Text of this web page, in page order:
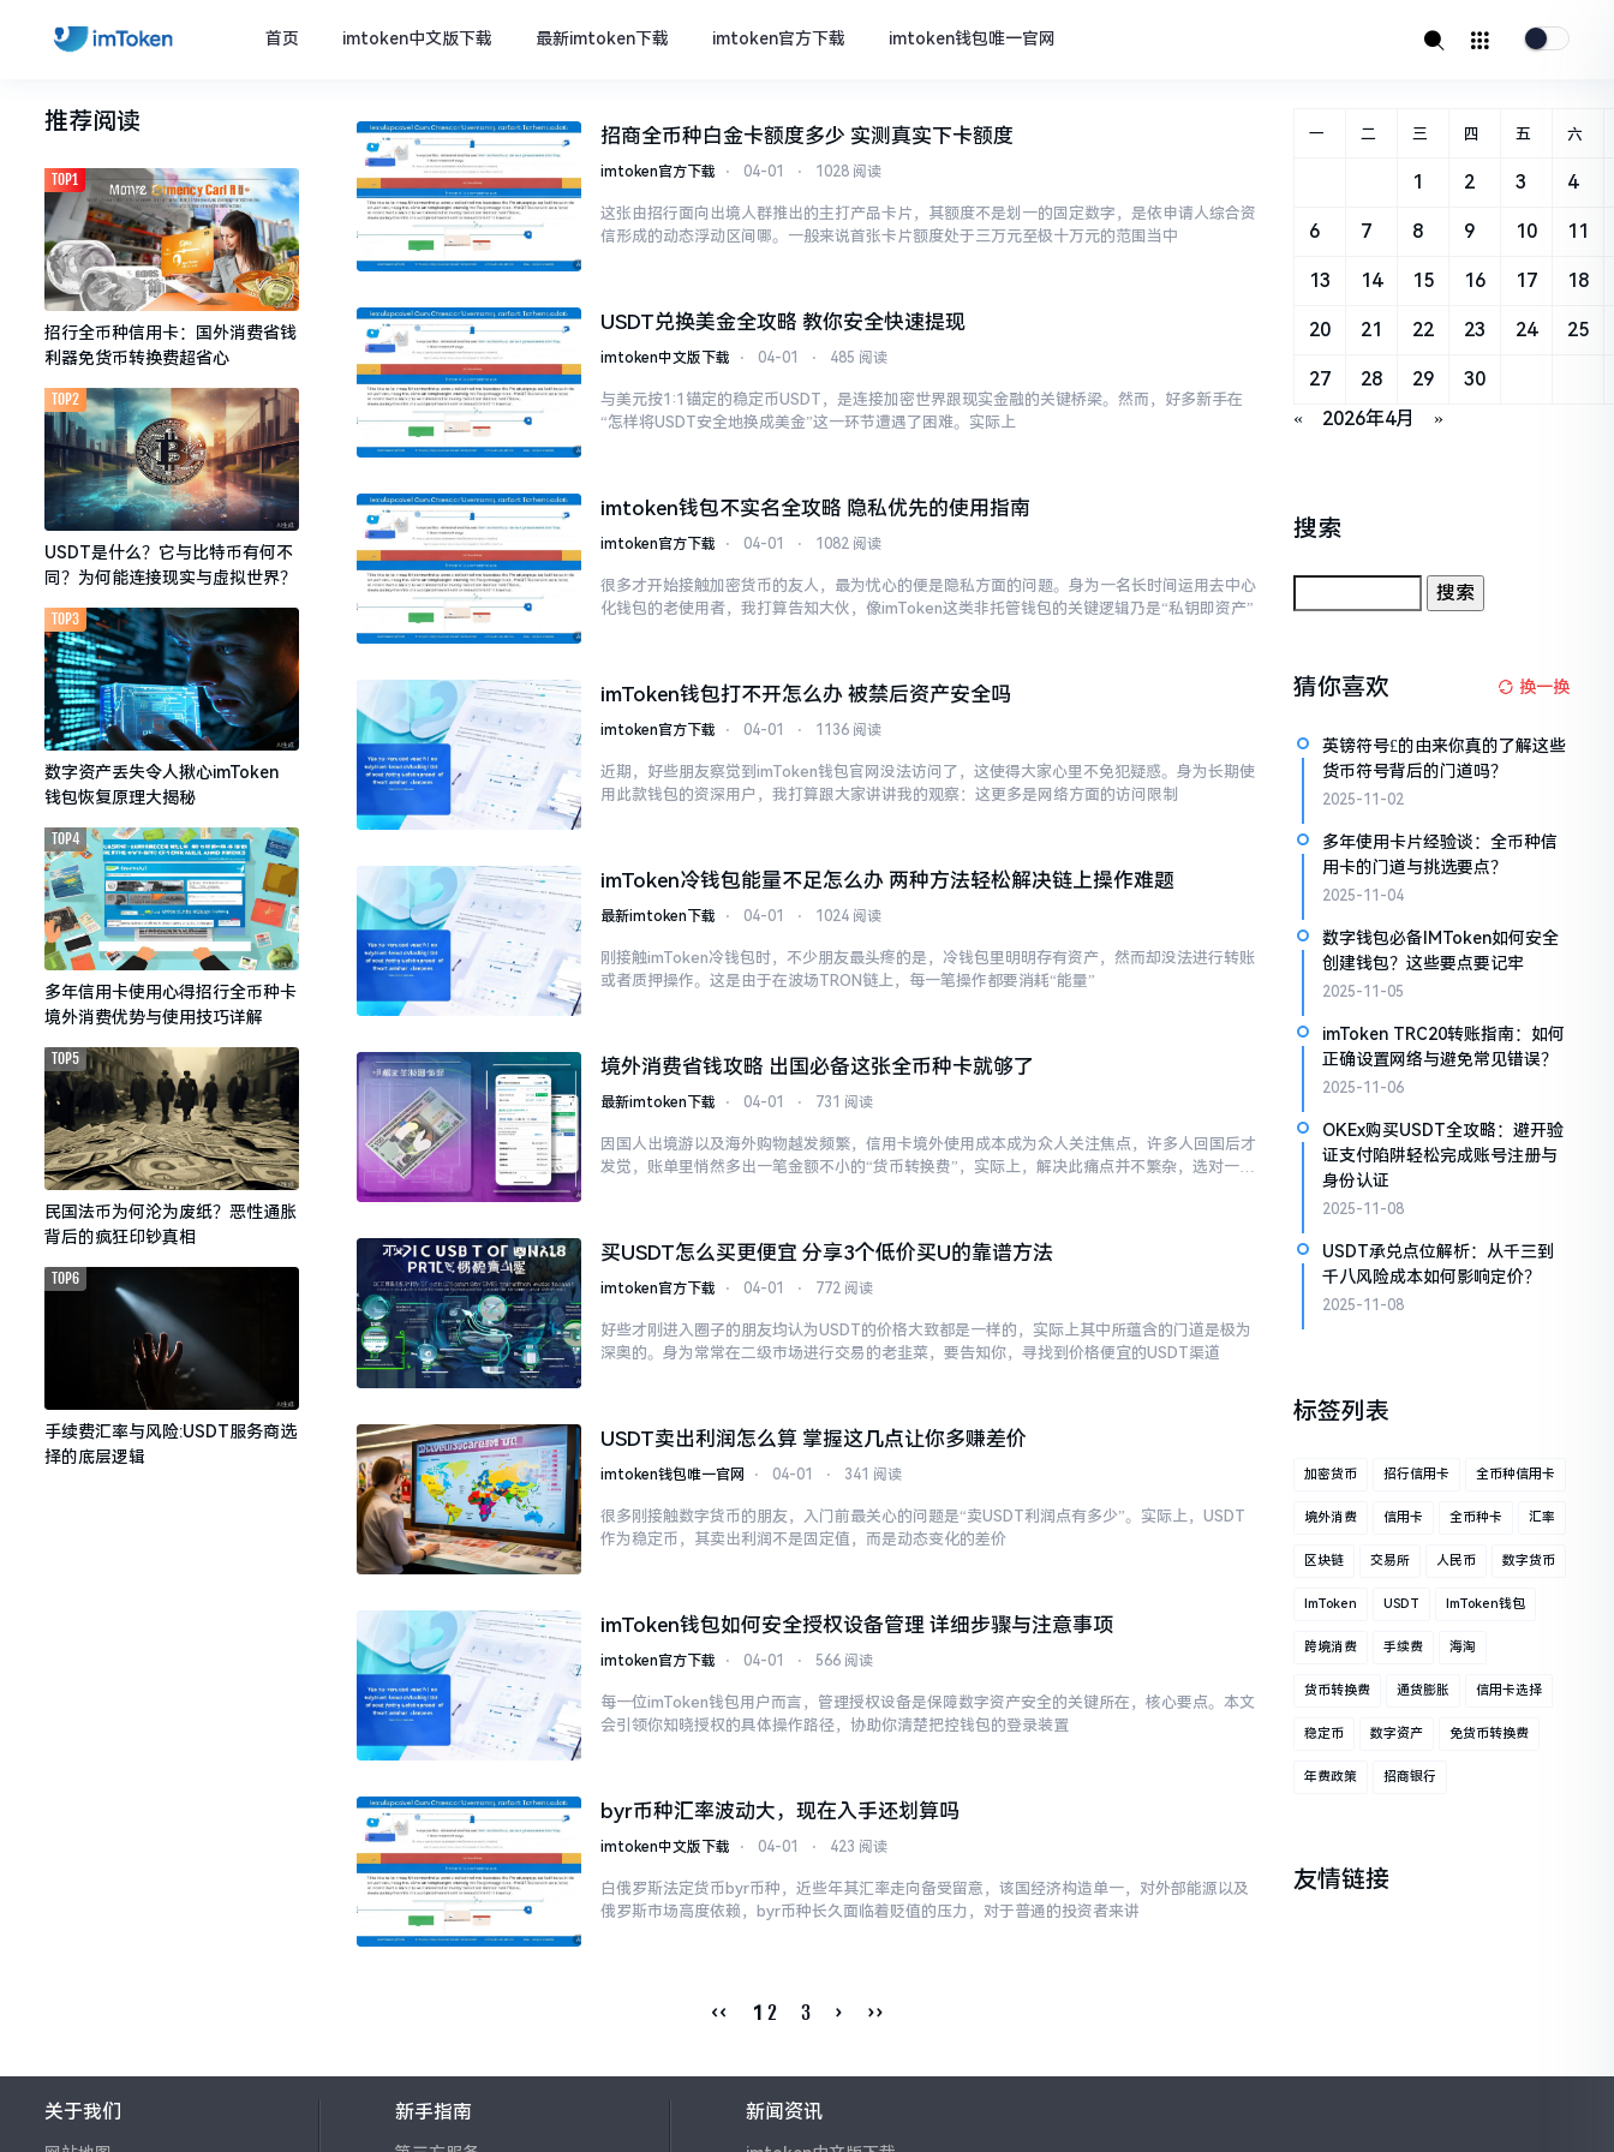
首页 imtoken中文版下载 最新imtoken下载 imtoken官方下载 imtoken钱包唯一官网
推荐阅读
招行全币种信用卡：国外消费省钱
利器免货币转换费超省心
TOP1
USDT是什么？它与比特币有何不
同？为何能连接现实与虚拟世界？
TOP2
数字资产丢失令人揪心imToken
钱包恢复原理大揭秘
TOP3
多年信用卡使用心得招行全币种卡
境外消费优势与使用技巧详解
TOP4
民国法币为何沦为废纸？恶性通胀
背后的疯狂印钞真相
TOP5
手续费汇率与风险:USDT服务商选
择的底层逻辑
TOP6
招商全币种白金卡额度多少 实测真实下卡额度
imtoken官方下载 ⋅ 04-01 ⋅ 1028 阅读
这张由招行面向出境人群推出的主打产品卡片，其额度不是划一的固定数字，是依申请人综合资
信形成的动态浮动区间哪。一般来说首张卡片额度处于三万元至极十万元的范围当中
USDT兑换美金全攻略 教你安全快速提现
imtoken中文版下载 ⋅ 04-01 ⋅ 485 阅读
与美元按1:1锚定的稳定币USDT，是连接加密世界跟现实金融的关键桥梁。然而，好多新手在
“怎样将USDT安全地换成美金”这一环节遭遇了困难。实际上
imtoken钱包不实名全攻略 隐私优先的使用指南
imtoken官方下载 ⋅ 04-01 ⋅ 1082 阅读
很多才开始接触加密货币的友人，最为忧心的便是隐私方面的问题。身为一名长时间运用去中心
化钱包的老使用者，我打算告知大伙，像imToken这类非托管钱包的关键逻辑乃是“私钥即资产”
imToken钱包打不开怎么办 被禁后资产安全吗
imtoken官方下载 ⋅ 04-01 ⋅ 1136 阅读
近期，好些朋友察觉到imToken钱包官网没法访问了，这使得大家心里不免犯疑惑。身为长期使
用此款钱包的资深用户，我打算跟大家讲讲我的观察：这更多是网络方面的访问限制
imToken冷钱包能量不足怎么办 两种方法轻松解决链上操作难题
最新imtoken下载 ⋅ 04-01 ⋅ 1024 阅读
刚接触imToken冷钱包时，不少朋友最头疼的是，冷钱包里明明存有资产，然而却没法进行转账
或者质押操作。这是由于在波场TRON链上，每一笔操作都要消耗“能量”
境外消费省钱攻略 出国必备这张全币种卡就够了
最新imtoken下载 ⋅ 04-01 ⋅ 731 阅读
因国人出境游以及海外购物越发频繁，信用卡境外使用成本成为众人关注焦点，许多人回国后才
发觉，账单里悄然多出一笔金额不小的“货币转换费”，实际上，解决此痛点并不繁杂，选对一张
买USDT怎么买更便宜 分享3个低价买U的靠谱方法
imtoken官方下载 ⋅ 04-01 ⋅ 772 阅读
好些才刚进入圈子的朋友均认为USDT的价格大致都是一样的，实际上其中所蕴含的门道是极为
深奥的。身为常常在二级市场进行交易的老韭菜，要告知你，寻找到价格便宜的USDT渠道
USDT卖出利润怎么算 掌握这几点让你多赚差价
imtoken钱包唯一官网 ⋅ 04-01 ⋅ 341 阅读
很多刚接触数字货币的朋友，入门前最关心的问题是“卖USDT利润点有多少”。实际上，USDT
作为稳定币，其卖出利润不是固定值，而是动态变化的差价
imToken钱包如何安全授权设备管理 详细步骤与注意事项
imtoken官方下载 ⋅ 04-01 ⋅ 566 阅读
每一位imToken钱包用户而言，管理授权设备是保障数字资产安全的关键所在，核心要点。本文
会引领你知晓授权的具体操作路径，协助你清楚把控钱包的登录装置
byr币种汇率波动大，现在入手还划算吗
imtoken中文版下载 ⋅ 04-01 ⋅ 423 阅读
白俄罗斯法定货币byr币种，近些年其汇率走向备受留意，该国经济构造单一，对外部能源以及
俄罗斯市场高度依赖，byr币种长久面临着贬值的压力，对于普通的投资者来讲
‹‹ 1 2 3 › ››
« 2026年4月 »
一 二 三 四 五 六
1 2 3 4
6 7 8 9 10 11
13 14 15 16 17 18
20 21 22 23 24 25
27 28 29 30
搜索
猜你喜欢 换一换
英镑符号£的由来你真的了解这些
货币符号背后的门道吗？
2025-11-02
多年使用卡片经验谈：全币种信
用卡的门道与挑选要点？
2025-11-04
数字钱包必备IMToken如何安全
创建钱包？这些要点要记牢
2025-11-05
imToken TRC20转账指南：如何
正确设置网络与避免常见错误？
2025-11-06
OKEx购买USDT全攻略：避开验
证支付陷阱轻松完成账号注册与
身份认证
2025-11-08
USDT承兑点位解析：从千三到
千八风险成本如何影响定价？
2025-11-08
标签列表
加密货币 招行信用卡 全币种信用卡
境外消费 信用卡 全币种卡 汇率
区块链 交易所 人民币 数字货币
ImToken USDT ImToken钱包
跨境消费 手续费 海淘
货币转换费 通货膨胀 信用卡选择
稳定币 数字资产 免货币转换费
年费政策 招商银行
友情链接
关于我们 新手指南 新闻资讯